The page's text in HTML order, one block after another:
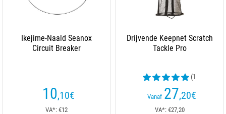
Ikejime-Naald Seanox
Circuit Breaker
10,10€
VA*: €12
Drijvende Keepnet Scratch
Tackle Pro
(1
beoordelingen)
Vanaf 27,20€
VA*: €27,20